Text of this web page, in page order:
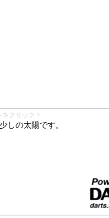
クリック！
しの太陽です。